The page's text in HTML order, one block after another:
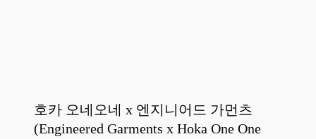
호카 오네오네 x 엔지니어드 가먼츠
(Engineered Garments x Hoka One One